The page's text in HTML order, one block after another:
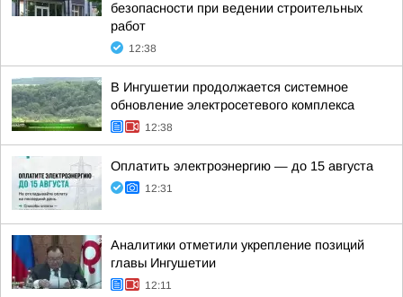
безопасности при ведении строительных
работ
12:38
В Ингушетии продолжается системное
обновление электросетевого комплекса
12:38
Оплатить электроэнергию — до 15 августа
12:31
Аналитики отметили укрепление позиций
главы Ингушетии
12:11